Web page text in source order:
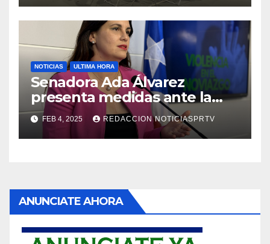
NOTICIAS ULTIMA HORA
Senadora Ada Álvarez
presenta medidas ante la
violencia en el noviazgo
FEB 4, 2025 REDACCION NOTICIASPRTV
ANUNCIATE AHORA